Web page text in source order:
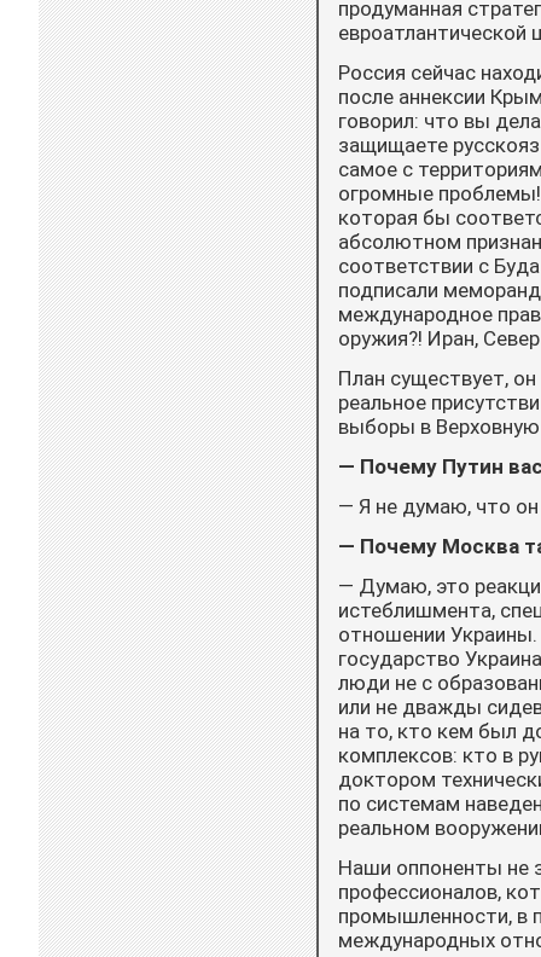
продуманная
евроатлантической
Россия сейчас
после аннексии
говорил: что вы
защищаете
самое с
огромные
которая бы
абсолютном
соответствии с
подписали
международное
оружия?! Иран,
План существует,
реальное
выборы в
— Почему Путин
— Я не думаю, что
— Почему Москва
— Думаю, это
истеблишмента,
отношении
государство
люди не с
или не дважды
на то, кто кем был
комплексов: кто в
доктором
по системам
реальном
Наши оппоненты не
профессионалов,
промышленности, в
между­народных